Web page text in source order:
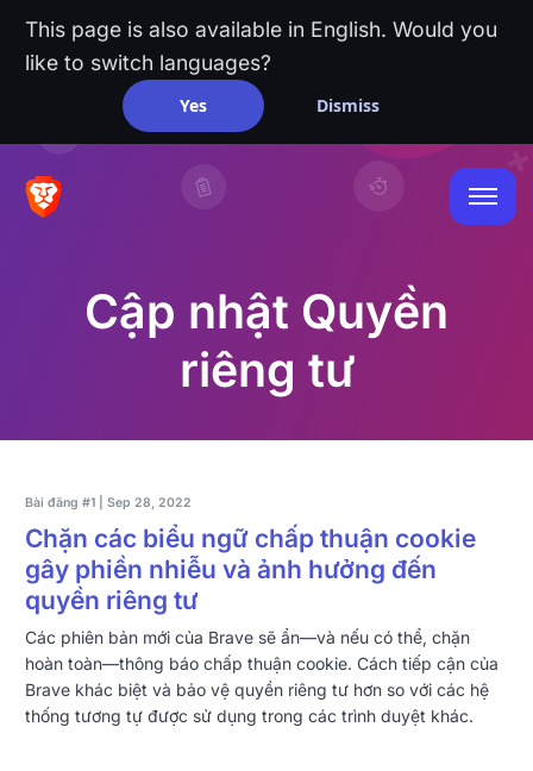
This page is also available in English. Would you
like to switch languages?
Yes Dismiss
Cập nhật Quyền
riêng tư
Bài đăng #1 | Sep 28, 2022
Chặn các biểu ngữ chấp thuận cookie
gây phiền nhiễu và ảnh hưởng đến
quyền riêng tư
Các phiên bản mới của Brave sẽ ẩn—và nếu có thể, chặn
hoàn toàn—thông báo chấp thuận cookie. Cách tiếp cận của
Brave khác biệt và bảo vệ quyền riêng tư hơn so với các hệ
thống tương tự được sử dụng trong các trình duyệt khác.